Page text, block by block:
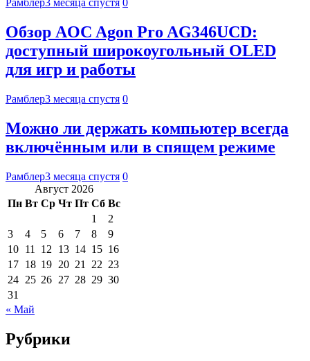
Рамблер3 месяца спустя 0
Обзор AOC Agon Pro AG346UCD:
доступный широкоугольный OLED
для игр и работы
Рамблер3 месяца спустя 0
Можно ли держать компьютер всегда
включённым или в спящем режиме
Рамблер3 месяца спустя 0
Август 2026
Пн Вт Ср Чт Пт Сб Вс
1
2
3
4 5 6 7 8
9
10 11 12 13 14 15 16
17 18 19 20 21 22 23
24 25 26 27 28 29 30
31
« Май
Рубрики